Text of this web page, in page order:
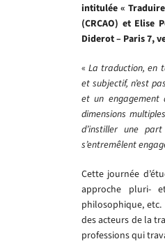
intitulée «
(CRCAO) et Elise
Diderot – Paris 7,
«La traduction, en
et subjectif, n’est
et un engagement
dimensions
d’instiller une
s’entremêlent
Cette journée
approche pluri-
philosophique,
des acteurs de la
professions qui